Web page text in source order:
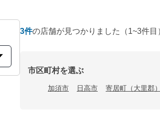
3件の店舗が見つかりました （1~3件目
市区町村を選ぶ
加須市 日高市 寄居町（大里郡）